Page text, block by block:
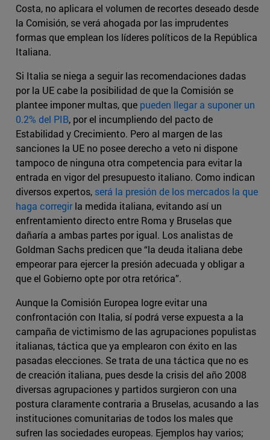
Costa, no aplicara el volumen de recortes deseado desde
la Comisión, se verá ahogada por las imprudentes
formas que emplean los líderes políticos de la República
Italiana.
Si Italia se niega a seguir las recomendaciones dadas
por la UE cabe la posibilidad de que la Comisión se
plantee imponer multas, que pueden llegar a suponer un
0.2% del PIB, por el incumpliendo del pacto de
Estabilidad y Crecimiento. Pero al margen de las
sanciones la UE no posee derecho a veto ni dispone
tampoco de ninguna otra competencia para evitar la
entrada en vigor del presupuesto italiano. Como indican
diversos expertos, será la presión de los mercados la que
haga corregirla medida italiana, evitando así un
enfrentamiento directo entre Roma y Bruselas que
dañaría a ambas partes por igual. Los analistas de
Goldman Sachs predicen que “la deuda italiana debe
empeorar para ejercer la presión adecuada y obligar a
que el Gobierno opte por otra retórica”.
Aunque la Comisión Europea logre evitar una
confrontación con Italia, sí podrá verse expuesta a la
campaña de victimismo de las agrupaciones populistas
italianas, táctica que ya emplearon con éxito en las
pasadas elecciones. Se trata de una táctica que no es
de creación italiana, pues desde la crisis del año 2008
diversas agrupaciones y partidos surgieron con una
postura claramente contraria a Bruselas, acusando a las
instituciones comunitarias de todos los males que
sufren las sociedades europeas. Ejemplos hay varios;